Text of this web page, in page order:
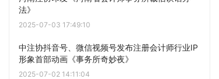
法》
2025-07-03 17:49:10
中注协抖音号、微信视频号发布注册会计师行业IP
形象首部动画《事务所奇妙夜》
2025-07-02 14:11:04